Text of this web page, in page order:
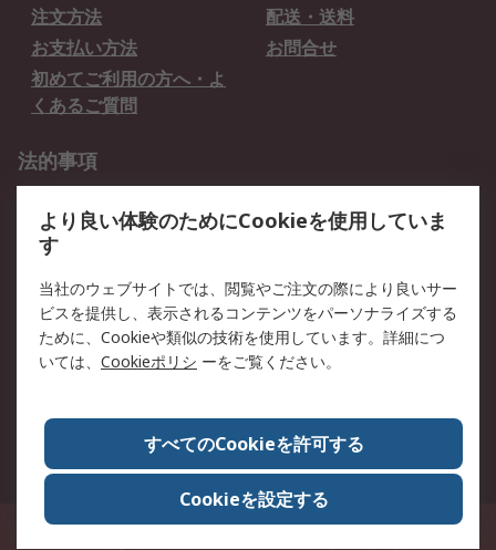
注文方法
配送・送料
お支払い方法
お問合せ
初めてご利用の方へ・よ
くあるご質問
法的事項
クッキーポリシー
RSについて
会社概要
採用情報
プレスリリース＆お知ら
コーポレートサイト
全世界のRS
RSの歴史
ESGへの取り組み（英語）
認証について
〒240-0005 神奈川県横浜市保土ヶ谷区神戸町134番地 横浜ビジネスパーク ウ
より良い体験のためにCookieを使用していま
す
当社のウェブサイトでは、閲覧やご注文の際により良いサー
ビスを提供し、表示されるコンテンツをパーソナライズする
ために、Cookieや類似の技術を使用しています。詳細につ
いては、 Cookieポリシ ーをご覧ください。
すべてのCookieを許可する
Cookieを設定する